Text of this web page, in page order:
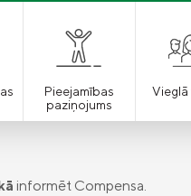
Pieejamības
paziņojums
informēt Compensa.